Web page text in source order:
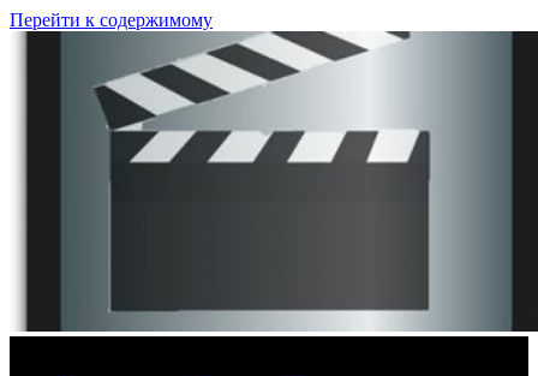
Перейти к содержимому